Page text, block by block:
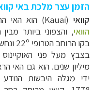
הזמן עצר מלכת באי
קוואי (
Kauai) הוא האי
הוואי, והצפוני ביותר
בקו הרוחב הטרופי º
22
בצבץ מעל פני
מיליון שנים. הוא גם האי
ידי מגלה היבשות הנודע